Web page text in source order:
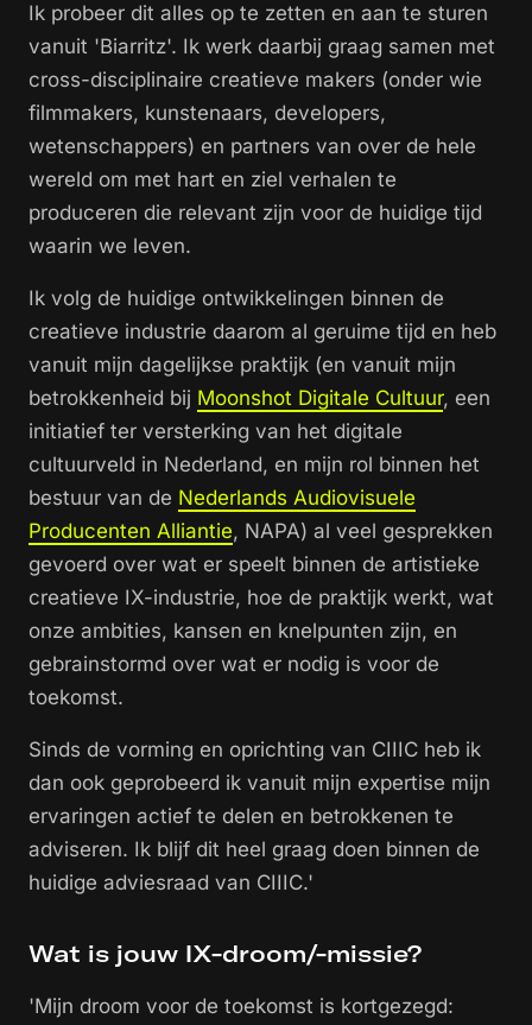
Ik probeer dit alles op te zetten en aan te sturen
vanuit 'Biarritz'. Ik werk daarbij graag samen met
cross-disciplinaire creatieve makers (onder wie
filmmakers, kunstenaars, developers,
wetenschappers) en partners van over de hele
wereld om met hart en ziel verhalen te
produceren die relevant zijn voor de huidige tijd
waarin we leven.
Ik volg de huidige ontwikkelingen binnen de
creatieve industrie daarom al geruime tijd en heb
vanuit mijn dagelijkse praktijk (en vanuit mijn
betrokkenheid bij Moonshot Digitale Cultuur, een
initiatief ter versterking van het digitale
cultuurveld in Nederland, en mijn rol binnen het
bestuur van de Nederlands Audiovisuele
Producenten Alliantie, NAPA) al veel gesprekken
gevoerd over wat er speelt binnen de artistieke
creatieve IX-industrie, hoe de praktijk werkt, wat
onze ambities, kansen en knelpunten zijn, en
gebrainstormd over wat er nodig is voor de
toekomst.
Sinds de vorming en oprichting van CIIIC heb ik
dan ook geprobeerd ik vanuit mijn expertise mijn
ervaringen actief te delen en betrokkenen te
adviseren. Ik blijf dit heel graag doen binnen de
huidige adviesraad van CIIIC.'
Wat is jouw IX-droom/-missie?
'Mijn droom voor de toekomst is kortgezegd: